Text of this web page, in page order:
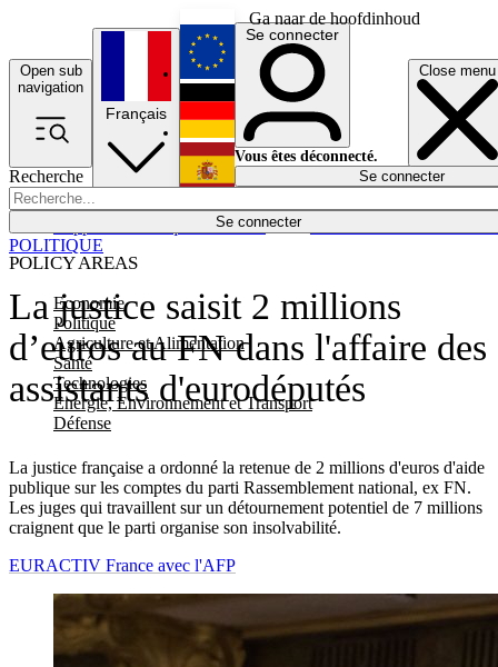
Ga naar de hoofdinhoud
Open sub
navigation
Close menu
Recherche
Se connecter
POLICY AREAS
Economie
Politique
Agriculture et Alimentation
Santé
Technologies
Energie, Environnement et Transport
Défense
Économie
Français
English
Deutsch
Español
Se connecter
Vous êtes déconnecté.
Se connecter
La justice saisit 2 millions
d’euros au FN dans l'affaire des
assistants d'eurodéputés
La justice française a ordonné la retenue de 2 millions d'euros d'aide
publique sur les comptes du parti Rassemblement national, ex FN.
Les juges qui travaillent sur un détournement potentiel de 7 millions
craignent que le parti organise son insolvabilité.
POLITIQUE
EURACTIV France avec l'AFP